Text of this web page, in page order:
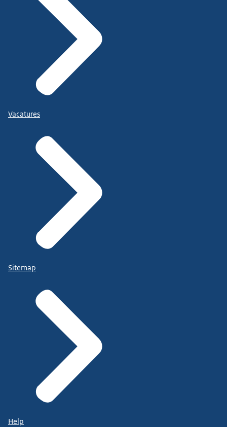
Vacatures
Sitemap
Help